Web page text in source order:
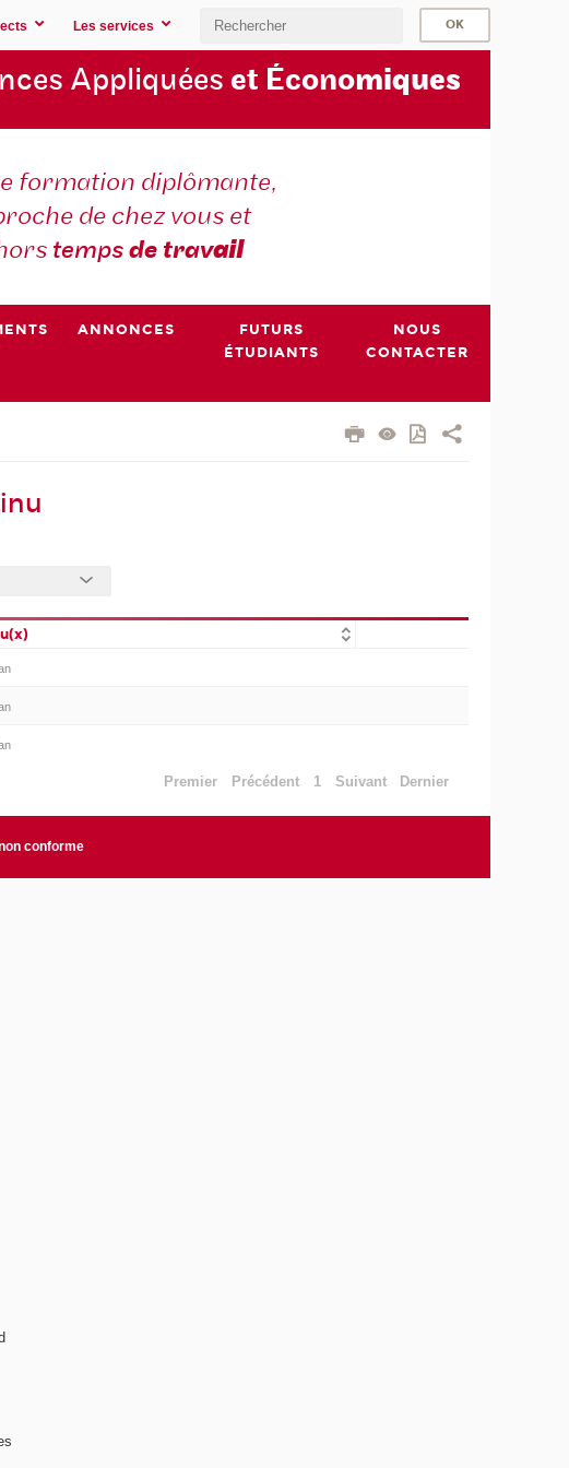
Les services
Appliquées et Économiques
formation diplômante,
de chez vous et
tempsde travail
ANNONCES
FUTURS
ÉTUDIANTS
NOUS
CONTACTER
Premier Précédent 1 Suivant Dernier
conforme